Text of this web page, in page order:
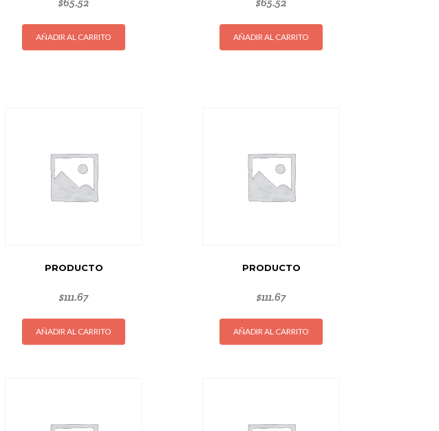
AÑADIR AL CARRITO AÑADIR AL CARRITO
PRODUCTO
$111.67
AÑADIR AL CARRITO
PRODUCTO
$111.67
AÑADIR AL CARRITO